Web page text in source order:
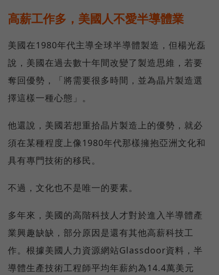
高薪工作多，美國人不愛半導體業
美國在1980年代主導全球半導體製造，但楊光磊
說，美國在過去數十年間改變了製造思維，若要
奪回優勢，「將需要很多時間，並為晶片製造選
擇這樣一種心態」。
他還說，美國若想重拾晶片製造上的優勢，就必
須在某種程度上像1980年代那樣擁抱亞洲文化和
具有專門技術的移民。
不過，文化也不是唯一的要素。
多年來，美國的高階科技人才對於進入半導體產
業興趣缺缺，部分原因是還有其他高薪科技工
作。根據美國人力資源網站Glassdoor資料，半
導體生產技術工程師平均年薪約為14.4萬美元